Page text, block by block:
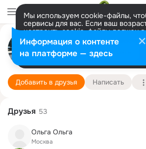
Мы используем cookie-файлы,
сервисы для вас. Если ваш
настроить cookie-файлы должен
представитель. Больше
Разрешить все Настроить
Игорь Васильев
Москва 3 декабря (43
Добавить в друзья Написать
Друзья 53
Ольга Ольга
Москва
Информация о контенте
на платформе — здесь